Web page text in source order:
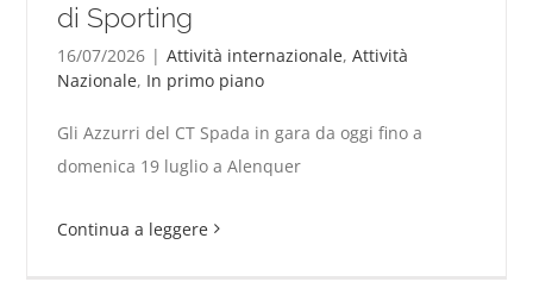
Al via in Portogallo il 48° Mondiale di Sporting
di Sporting
16/07/2026 | Attività internazionale,Attività
Nazionale, In primo piano
Gli Azzurri del CT Spada in gara da oggi fino a
domenica 19 luglio a Alenquer
Continua a leggere